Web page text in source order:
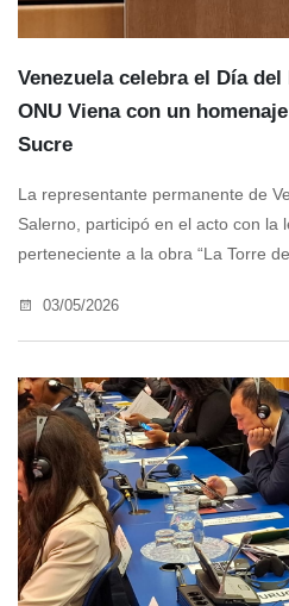
Venezuela celebra el Día
ONU Viena con un
Sucre
La representante permanente de
Salerno, participó en el acto con la
perteneciente a la obra “La Torre
03/05/2026